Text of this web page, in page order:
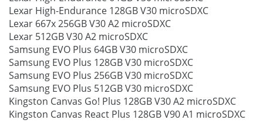
Lexar High-Endurance 128GB V30 microSDXC
Lexar 667x 256GB V30 A2 microSDXC
Lexar 512GB V30 A2 microSDXC
Samsung EVO Plus 64GB V30 microSDXC
Samsung EVO Plus 128GB V30 microSDXC
Samsung EVO Plus 256GB V30 microSDXC
Samsung EVO Plus 512GB V30 microSDXC
Kingston Canvas Go! Plus 128GB V30 A2 microSDXC
Kingston Canvas React Plus 128GB V90 A1 microSDXC